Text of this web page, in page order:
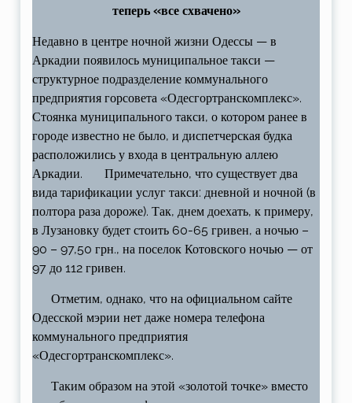
теперь «все схвачено»
Недавно в центре ночной жизни Одессы — в
Аркадии появилось муниципальное такси —
структурное подразделение коммунального
предприятия горсовета «Одесгортранскомплекс».
Стоянка муниципального такси, о котором ранее в
городе известно не было, и диспетчерская будка
расположились у входа в центральную аллею
Аркадии. Примечательно, что существует два
вида тарификации услуг такси: дневной и ночной (в
полтора раза дороже). Так, днем доехать, к примеру,
в Лузановку будет стоить 60-65 гривен, а ночью –
90 – 97,50 грн., на поселок Котовского ночью — от
97 до 112 гривен.
Отметим, однако, что на официальном сайте
Одесской мэрии нет даже номера телефона
коммунального предприятия
«Одесгортранскомплекс».
Таким образом на этой «золотой точке» вместо